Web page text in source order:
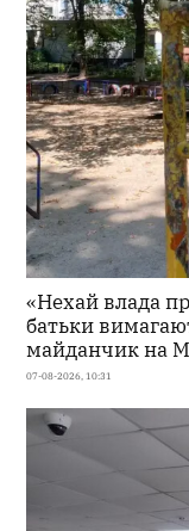
«Нехай влада
батьки
майданчик на
07-08-2026, 10:31